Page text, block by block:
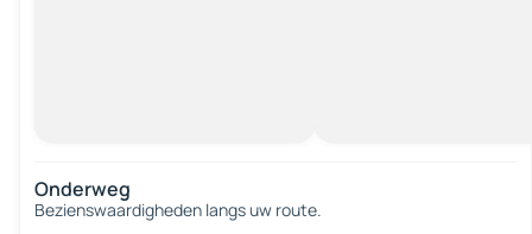
Onderweg
Bezienswaardigheden langs uw route.